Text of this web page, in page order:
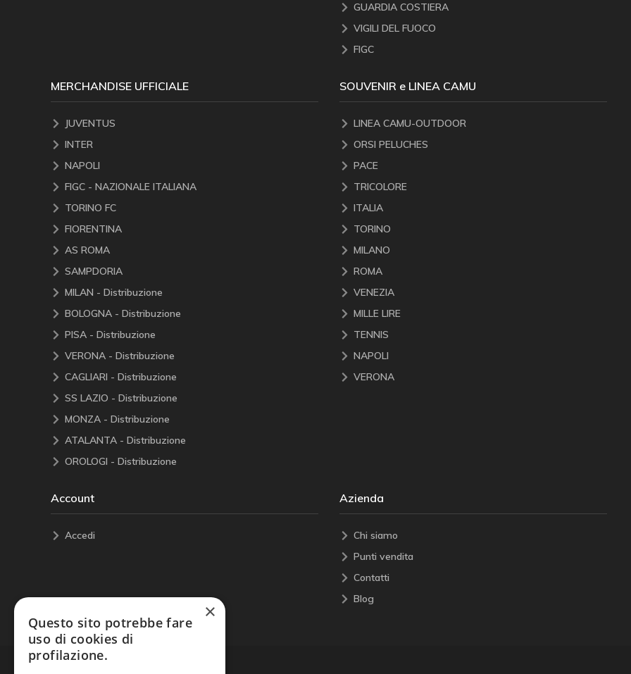
GUARDIA COSTIERA
VIGILI DEL FUOCO
FIGC
MERCHANDISE UFFICIALE
JUVENTUS
INTER
NAPOLI
FIGC - NAZIONALE ITALIANA
TORINO FC
FIORENTINA
AS ROMA
SAMPDORIA
MILAN - Distribuzione
BOLOGNA - Distribuzione
PISA - Distribuzione
VERONA - Distribuzione
CAGLIARI - Distribuzione
SS LAZIO - Distribuzione
MONZA - Distribuzione
ATALANTA - Distribuzione
OROLOGI - Distribuzione
SOUVENIR e LINEA CAMU
LINEA CAMU-OUTDOOR
ORSI PELUCHES
PACE
TRICOLORE
ITALIA
TORINO
MILANO
ROMA
VENEZIA
MILLE LIRE
TENNIS
NAPOLI
VERONA
Account
Accedi
Azienda
Chi siamo
Punti vendita
Contatti
Blog
×
Questo sito potrebbe fare
uso di cookies di
profilazione.